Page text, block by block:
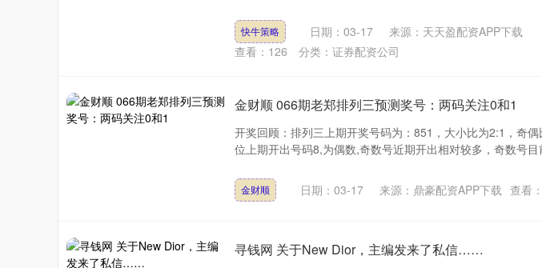
快牛策略 日期：03-17
来源：天天盈配资APP下载
查看： 126 分类： 证券配资公司
金财顺 066期老郑排列三预测奖号：两码关注0和1
开奖回顾：排列三上期开奖号码为：851，大小比为2:1，奇
位上期开出号码8,为偶数,奇数号近期开出相对较多，奇数号
金财顺 日期：03-17 来源：鼎豪配资APP下载 查看：
寻钱网 关于New Dior，主编发来了私信……